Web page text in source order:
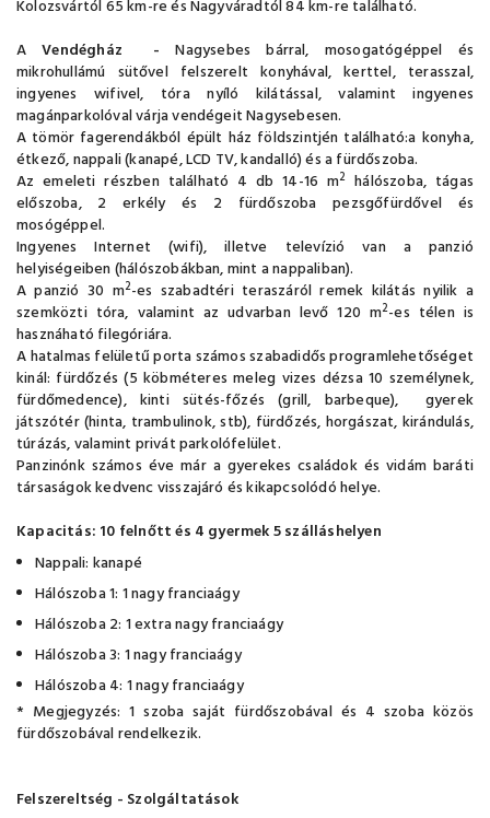
Kolozsvártól 65 km-re és Nagyváradtól 84 km-re található.
AVendégház -Nagysebes bárral, mosogatógéppel és
mikrohullámú sütővel felszerelt konyhával, kerttel, terasszal,
ingyenes wifivel, tóra nyíló kilátással, valamint ingyenes
magánparkolóval várja vendégeit Nagysebesen.
A tömör fagerendákból épült ház földszintjén található:a konyha,
étkező, nappali (kanapé, LCD TV, kandalló) és a fürdőszoba.
Az emeleti részben található 4 db 14-16 m2 hálószoba, tágas
előszoba, 2 erkély és 2 fürdőszoba pezsgőfürdővel és
mosógéppel.
Ingyenes Internet (wifi), illetve televízió van a panzió
helyiségeiben (hálószobákban, mint a nappaliban).
A panzió 30 m2-es szabadtéri teraszáról remek kilátás nyilik a
szemközti tóra, valamint az udvarban levő 120 m2-es télen is
hasznáható filegóriára.
A hatalmas felületű porta számos szabadidős programlehetőséget
kinál: fürdőzés (5 köbméteres meleg vizes dézsa 10 személynek,
fürdőmedence), kinti sütés-főzés (grill, barbeque), gyerek
játszótér (hinta, trambulinok, stb), fürdőzés, horgászat, kirándulás,
túrázás, valamint privát parkolófelület.
Panzinónk számos éve már a gyerekes családok és vidám baráti
társaságok kedvenc visszajáró és kikapcsolódó helye.
Kapacitás: 10 felnőtt és 4 gyermek 5 szálláshelyen
Nappali: kanapé
Hálószoba 1: 1 nagy franciaágy
Hálószoba 2: 1 extra nagy franciaágy
Hálószoba 3: 1 nagy franciaágy
Hálószoba 4: 1 nagy franciaágy
* Megjegyzés: 1 szoba saját fürdőszobával és 4 szoba közös
fürdőszobával rendelkezik.
Felszereltség - Szolgáltatások